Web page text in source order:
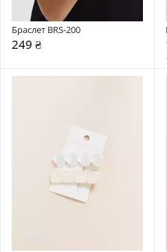
Браслет BRS-200
249 ₴